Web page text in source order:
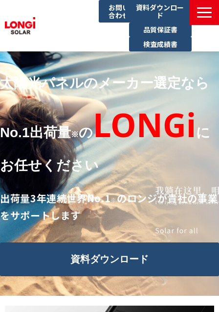
お問い
合わせ
資料ダウンロー
ド
品質保証書
検査成績書
製品一覧
導入事例
イベント一覧
ブログ
サステナビリティ
太陽光パネルのメーカー選定なら
No.1出荷量※のLONGi に
お任せください
出荷量3年連続世界No.1※のロンジが貴社の事業
をサポートします
資料ダウンロード